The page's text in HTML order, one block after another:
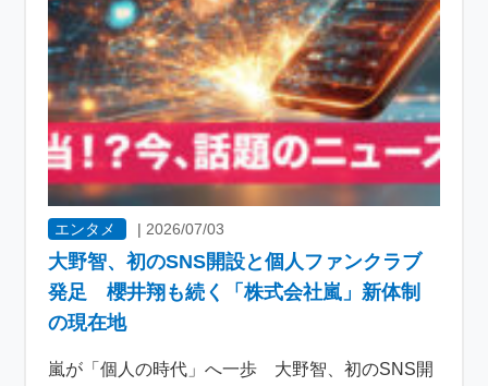
エンタメ |2026/07/03
大野智、初のSNS開設と個人ファンクラブ
発足 櫻井翔も続く「株式会社嵐」新体制
の現在地
嵐が「個人の時代」へ一歩 大野智、初のSNS開